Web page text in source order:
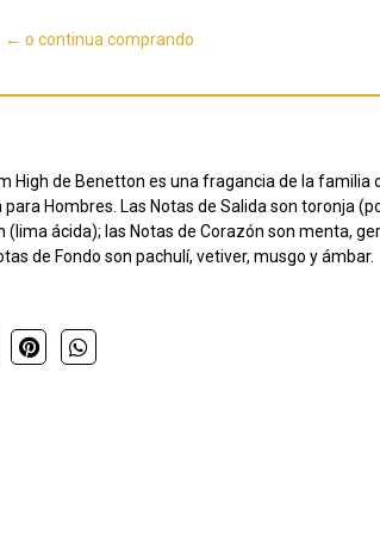
← o continua comprando
High de Benetton es una fragancia de la familia
Hombres. Las Notas de Salida son toronja
(lima ácida); las Notas de Corazón son menta,
de Fondo son pachulí, vetiver, musgo y ámbar.